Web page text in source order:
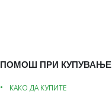
ПОМОШ ПРИ КУПУВАЊЕ
КАКО ДА КУПИТЕ